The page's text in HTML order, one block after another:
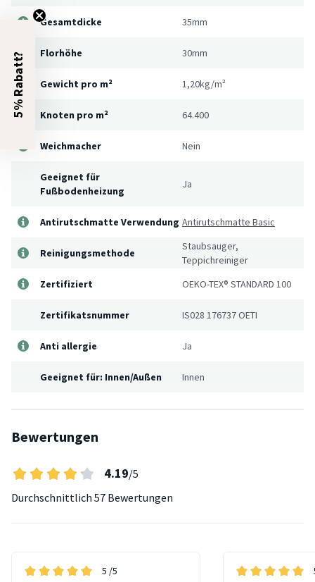
Gesamtdicke 35mm
Florhöhe 30mm
Gewicht pro m² 1,20kg/m²
Knoten pro m² 64.400
Weichmacher Nein
Geeignet für
Fußbodenheizung
Ja
Antirutschmatte Verwendung Antirutschmatte Basic
Reinigungsmethode
Staubsauger,
Teppichreiniger
Zertifiziert
OEKO-TEX® STANDARD 100
Zertifikatsnummer IS028 176737 OETI
Anti allergie Ja
Geeignet für: Innen/Außen Innen
Bewertungen
4.19/5
Durchschnittlich 57 Bewertungen
5 /5
5% Rabatt?